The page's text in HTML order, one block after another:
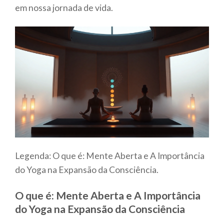
em nossa jornada de vida.
Legenda: O que é: Mente Aberta e A Importância
do Yoga na Expansão da Consciência.
O que é: Mente Aberta e A Importância
do Yoga na Expansão da Consciência